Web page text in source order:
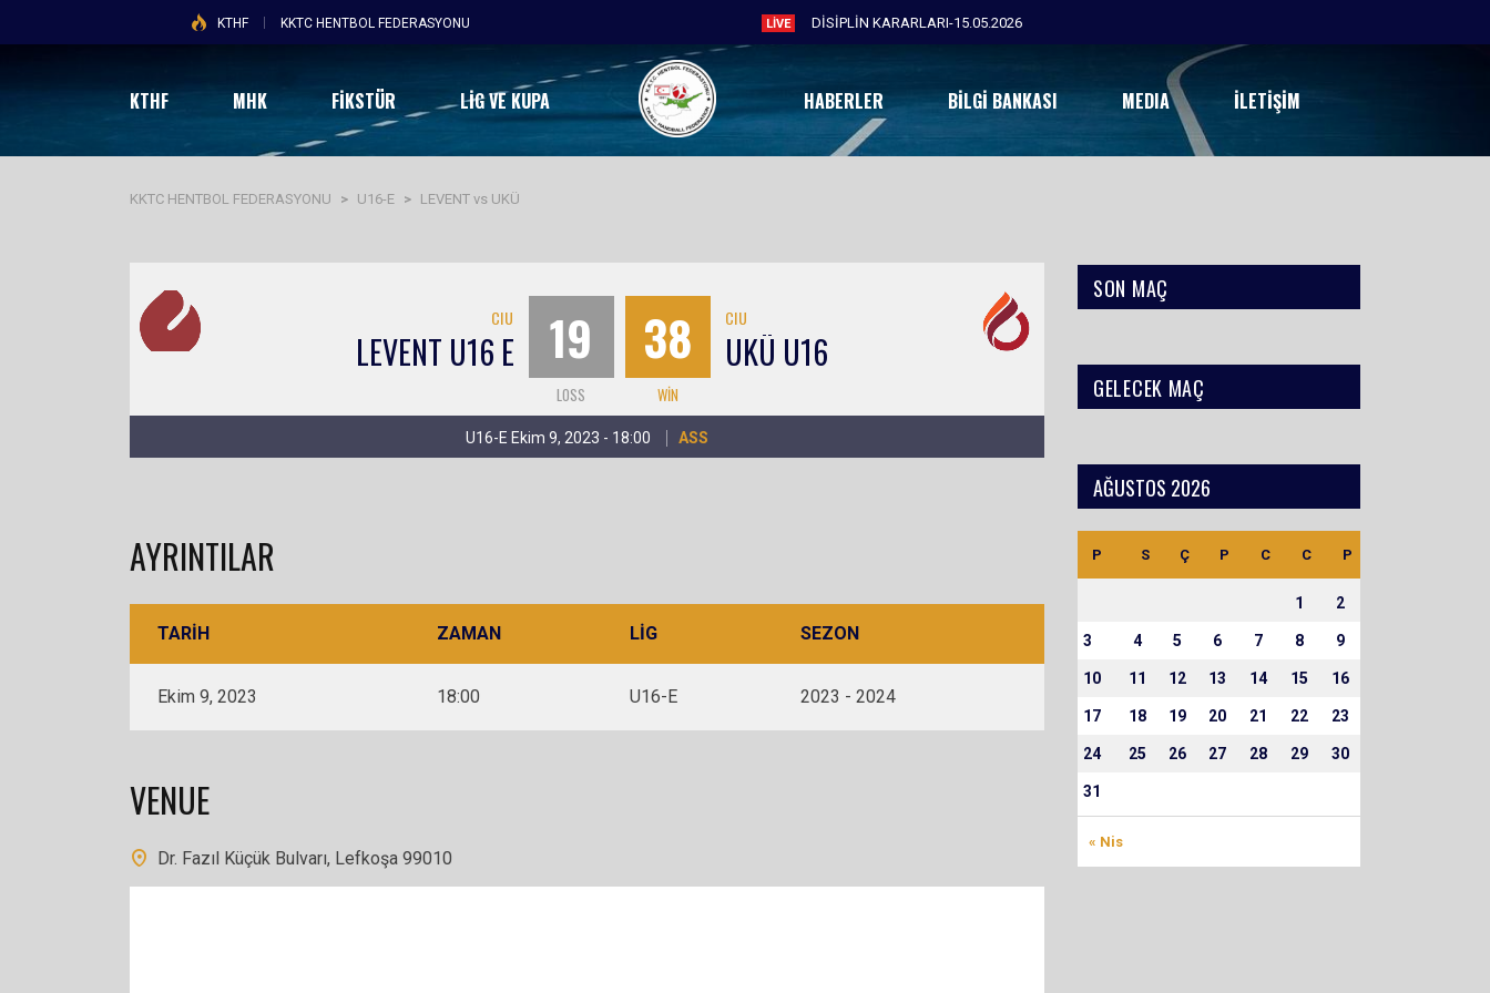
KTHF KKTC HENTBOL FEDERASYONU LIVE DİSİPLİN KARARLARI-15.05.2026
KTHF MHK FİKSTÜR LIG VE KUPA HABERLER BILGI BANKASI MEDIA İLETIŞIM
KKTC HENTBOL FEDERASYONU > U16-E > LEVENT vs UKÜ
CIU
LEVENT U16 E 19
LOSS
38
WIN
CIU
UKÜ U16
U16-E Ekim 9, 2023 - 18:00 ASS
AYRINTILAR
TARIH ZAMAN LIG SEZON
Ekim 9, 2023 18:00 U16-E 2023 - 2024
VENUE
Dr. Fazıl Küçük Bulvarı, Lefkoşa 99010
SON MAÇ
GELECEK MAÇ
AĞUSTOS 2026
P S Ç P C C P
« Nis
1 2
3 4 5 6 7 8 9
10 11 12 13 14 15 16
17 18 19 20 21 22 23
24 25 26 27 28 29 30
31